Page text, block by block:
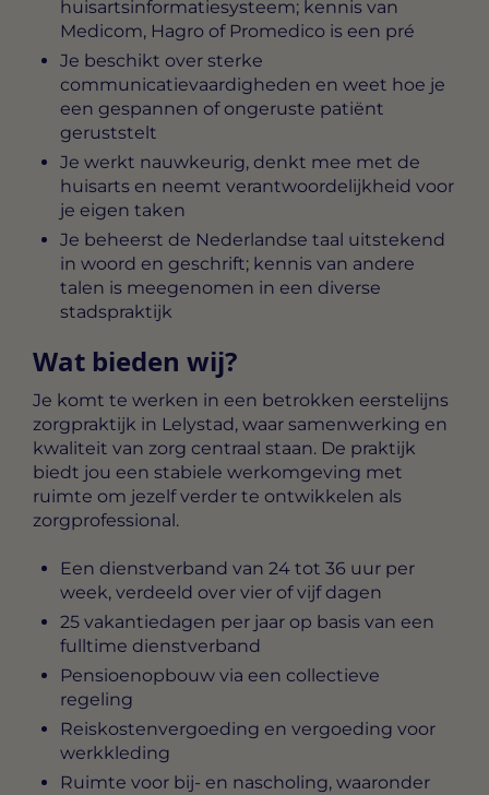
huisartsinformatiesysteem; kennis van
Medicom, Hagro of Promedico is een pré
Je beschikt over sterke
communicatievaardigheden en weet hoe je
een gespannen of ongeruste patiënt
geruststelt
Je werkt nauwkeurig, denkt mee met de
huisarts en neemt verantwoordelijkheid voor
je eigen taken
Je beheerst de Nederlandse taal uitstekend
in woord en geschrift; kennis van andere
talen is meegenomen in een diverse
stadspraktijk
Wat bieden wij?
Je komt te werken in een betrokken eerstelijns
zorgpraktijk in Lelystad, waar samenwerking en
kwaliteit van zorg centraal staan. De praktijk
biedt jou een stabiele werkomgeving met
ruimte om jezelf verder te ontwikkelen als
zorgprofessional.
Een dienstverband van 24 tot 36 uur per
week, verdeeld over vier of vijf dagen
25 vakantiedagen per jaar op basis van een
fulltime dienstverband
Pensioenopbouw via een collectieve
regeling
Reiskostenvergoeding en vergoeding voor
werkkleding
Ruimte voor bij- en nascholing, waaronder